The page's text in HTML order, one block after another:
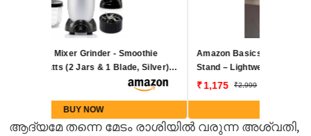
Amazon Basics 3-Way Foldable Cloth Drying
Stand – Lightweight Mild Steel Collapsible
Rack with 20 Rails & 42 Ft Rack Length
ആദ്യമേ തന്നെ മേടം രാശിയിൽ വരുന്ന അശ്വതി,